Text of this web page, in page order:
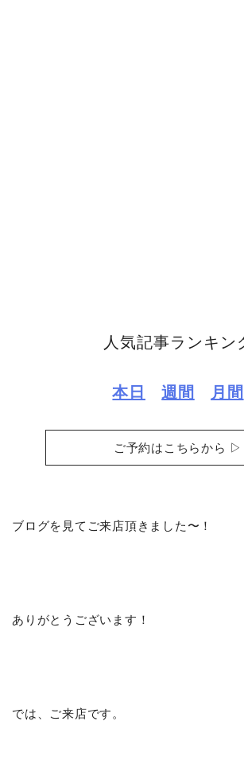
人気記事ランキン
本日 週間 月間
ご予約はこちらから ▷
ブログを見てご来店頂きました〜！
ありがとうございます！
では、ご来店です。